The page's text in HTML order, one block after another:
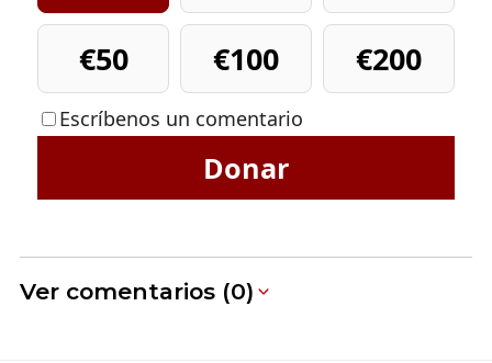
€50
€100 €200
Escríbenos un comentario
Donar
Ver comentarios (0)